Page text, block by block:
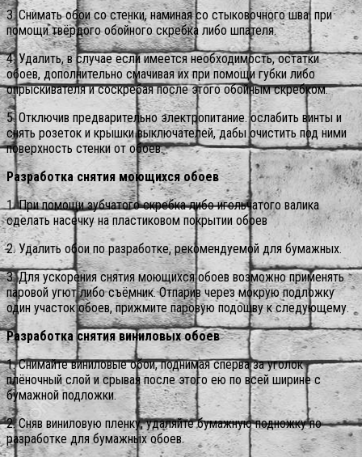
3. Снимать обои со стенки, наминая со стыковочного шва. при
помощи твёрдого обойного скребка либо шпателя.
4. Удалить, в случае если имеется необходимость, остатки
обоев, дополнительно смачивая их при помощи губки либо
опрыскивателя и соскребая после этого обойным скребком.
5. Отключив предварительно электропитание. ослабить винты и
снять розеток и крышки выключателей, дабы очистить под ними
поверхность стенки от обоев.
Разработка снятия моющихся обоев
1. При помощи зубчатого скребка либо игольчатого валика
сделать насечку на пластиковом покрытии обоев
2. Удалить обои по разработке, рекомендуемой для бумажных.
3. Для ускорения снятия моющихся обоев возможно применять
паровой угют либо съёмник. Отпарив через мокрую подложку
один участок обоев, прижмите паровую подошву к следующему.
Разработка снятия виниловых обоев
1. Снимайте виниловые обои, поднимая сперва за уголок
плёночный слой и срывая после этого ею по всей ширине с
бумажной подложки.
2. Сняв виниловую пленку, удаляйте бумажную подножку по
разработке для бумажных обоев.